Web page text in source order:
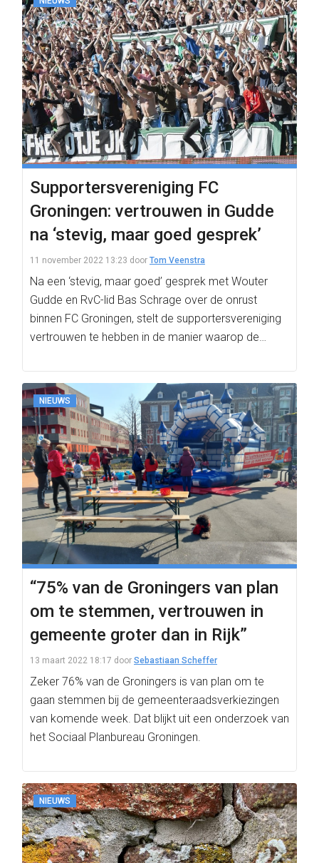
Supportersvereniging FC
Groningen: vertrouwen in Gudde
na ‘stevig, maar goed gesprek’
11 november 2022 13:23 door Tom Veenstra
Na een ‘stevig, maar goed’ gesprek met Wouter
Gudde en RvC-lid Bas Schrage over de onrust
binnen FC Groningen, stelt de supportersvereniging
vertrouwen te hebben in de manier waarop de…
NIEUWS
“75% van de Groningers van plan
om te stemmen, vertrouwen in
gemeente groter dan in Rijk”
13 maart 2022 18:17 door Sebastiaan Scheffer
Zeker 76% van de Groningers is van plan om te
gaan stemmen bij de gemeenteraadsverkiezingen
van komende week. Dat blijkt uit een onderzoek van
het Sociaal Planbureau Groningen.
NIEUWS